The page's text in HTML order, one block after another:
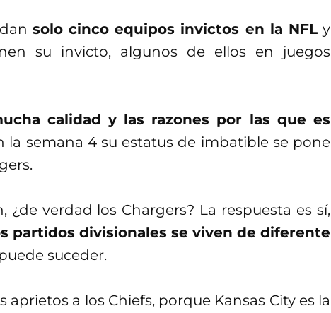
solo cinco equipos invictos en la NFLy
su invicto, algunos de ellos en juegos
calidad y las razones por las que es
la semana 4 su estatus de imbatible se pone
verdad los Chargers? La respuesta es sí,
partidos divisionales se viven de diferente
suceder.
a los Chiefs, porque Kansas City es la